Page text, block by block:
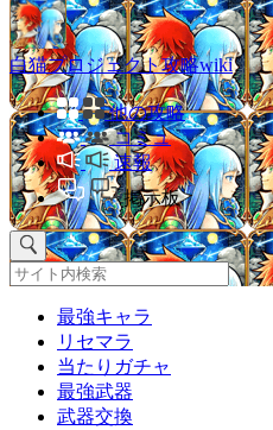
白猫プロジェクト攻略wiki
他の攻略
コミュ
速報
掲示板
最強キャラ
リセマラ
当たりガチャ
最強武器
武器交換